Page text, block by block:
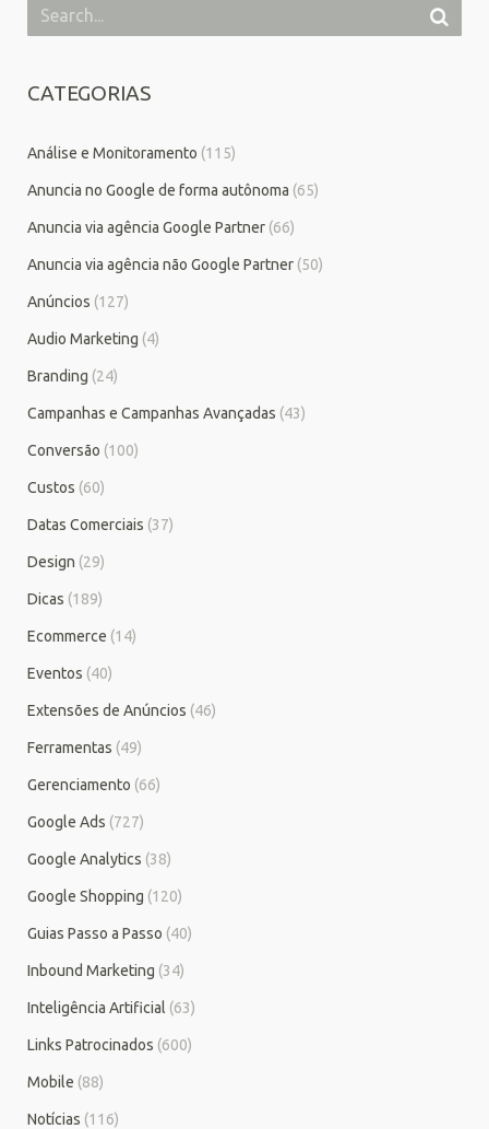
CATEGORIAS
Análise e Monitoramento (115)
Anuncia no Google de forma autônoma (65)
Anuncia via agência Google Partner (66)
Anuncia via agência não Google Partner (50)
Anúncios (127)
Audio Marketing (4)
Branding (24)
Campanhas e Campanhas Avançadas (43)
Conversão (100)
Custos (60)
Datas Comerciais (37)
Design (29)
Dicas (189)
Ecommerce (14)
Eventos (40)
Extensões de Anúncios (46)
Ferramentas (49)
Gerenciamento (66)
Google Ads (727)
Google Analytics (38)
Google Shopping (120)
Guias Passo a Passo (40)
Inbound Marketing (34)
Inteligência Artificial (63)
Links Patrocinados (600)
Mobile (88)
Notícias (116)